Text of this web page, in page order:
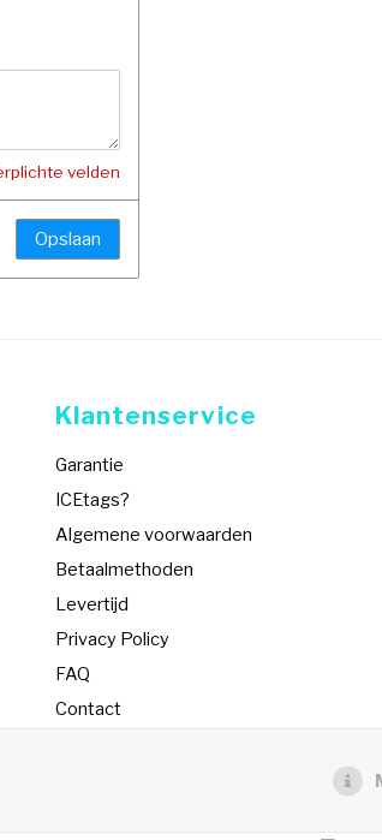
velden
Opslaan
Klantenservice
Garantie
ICEtags?
Algemene voorwaarden
Betaalmethoden
Levertijd
Privacy Policy
FAQ
Contact